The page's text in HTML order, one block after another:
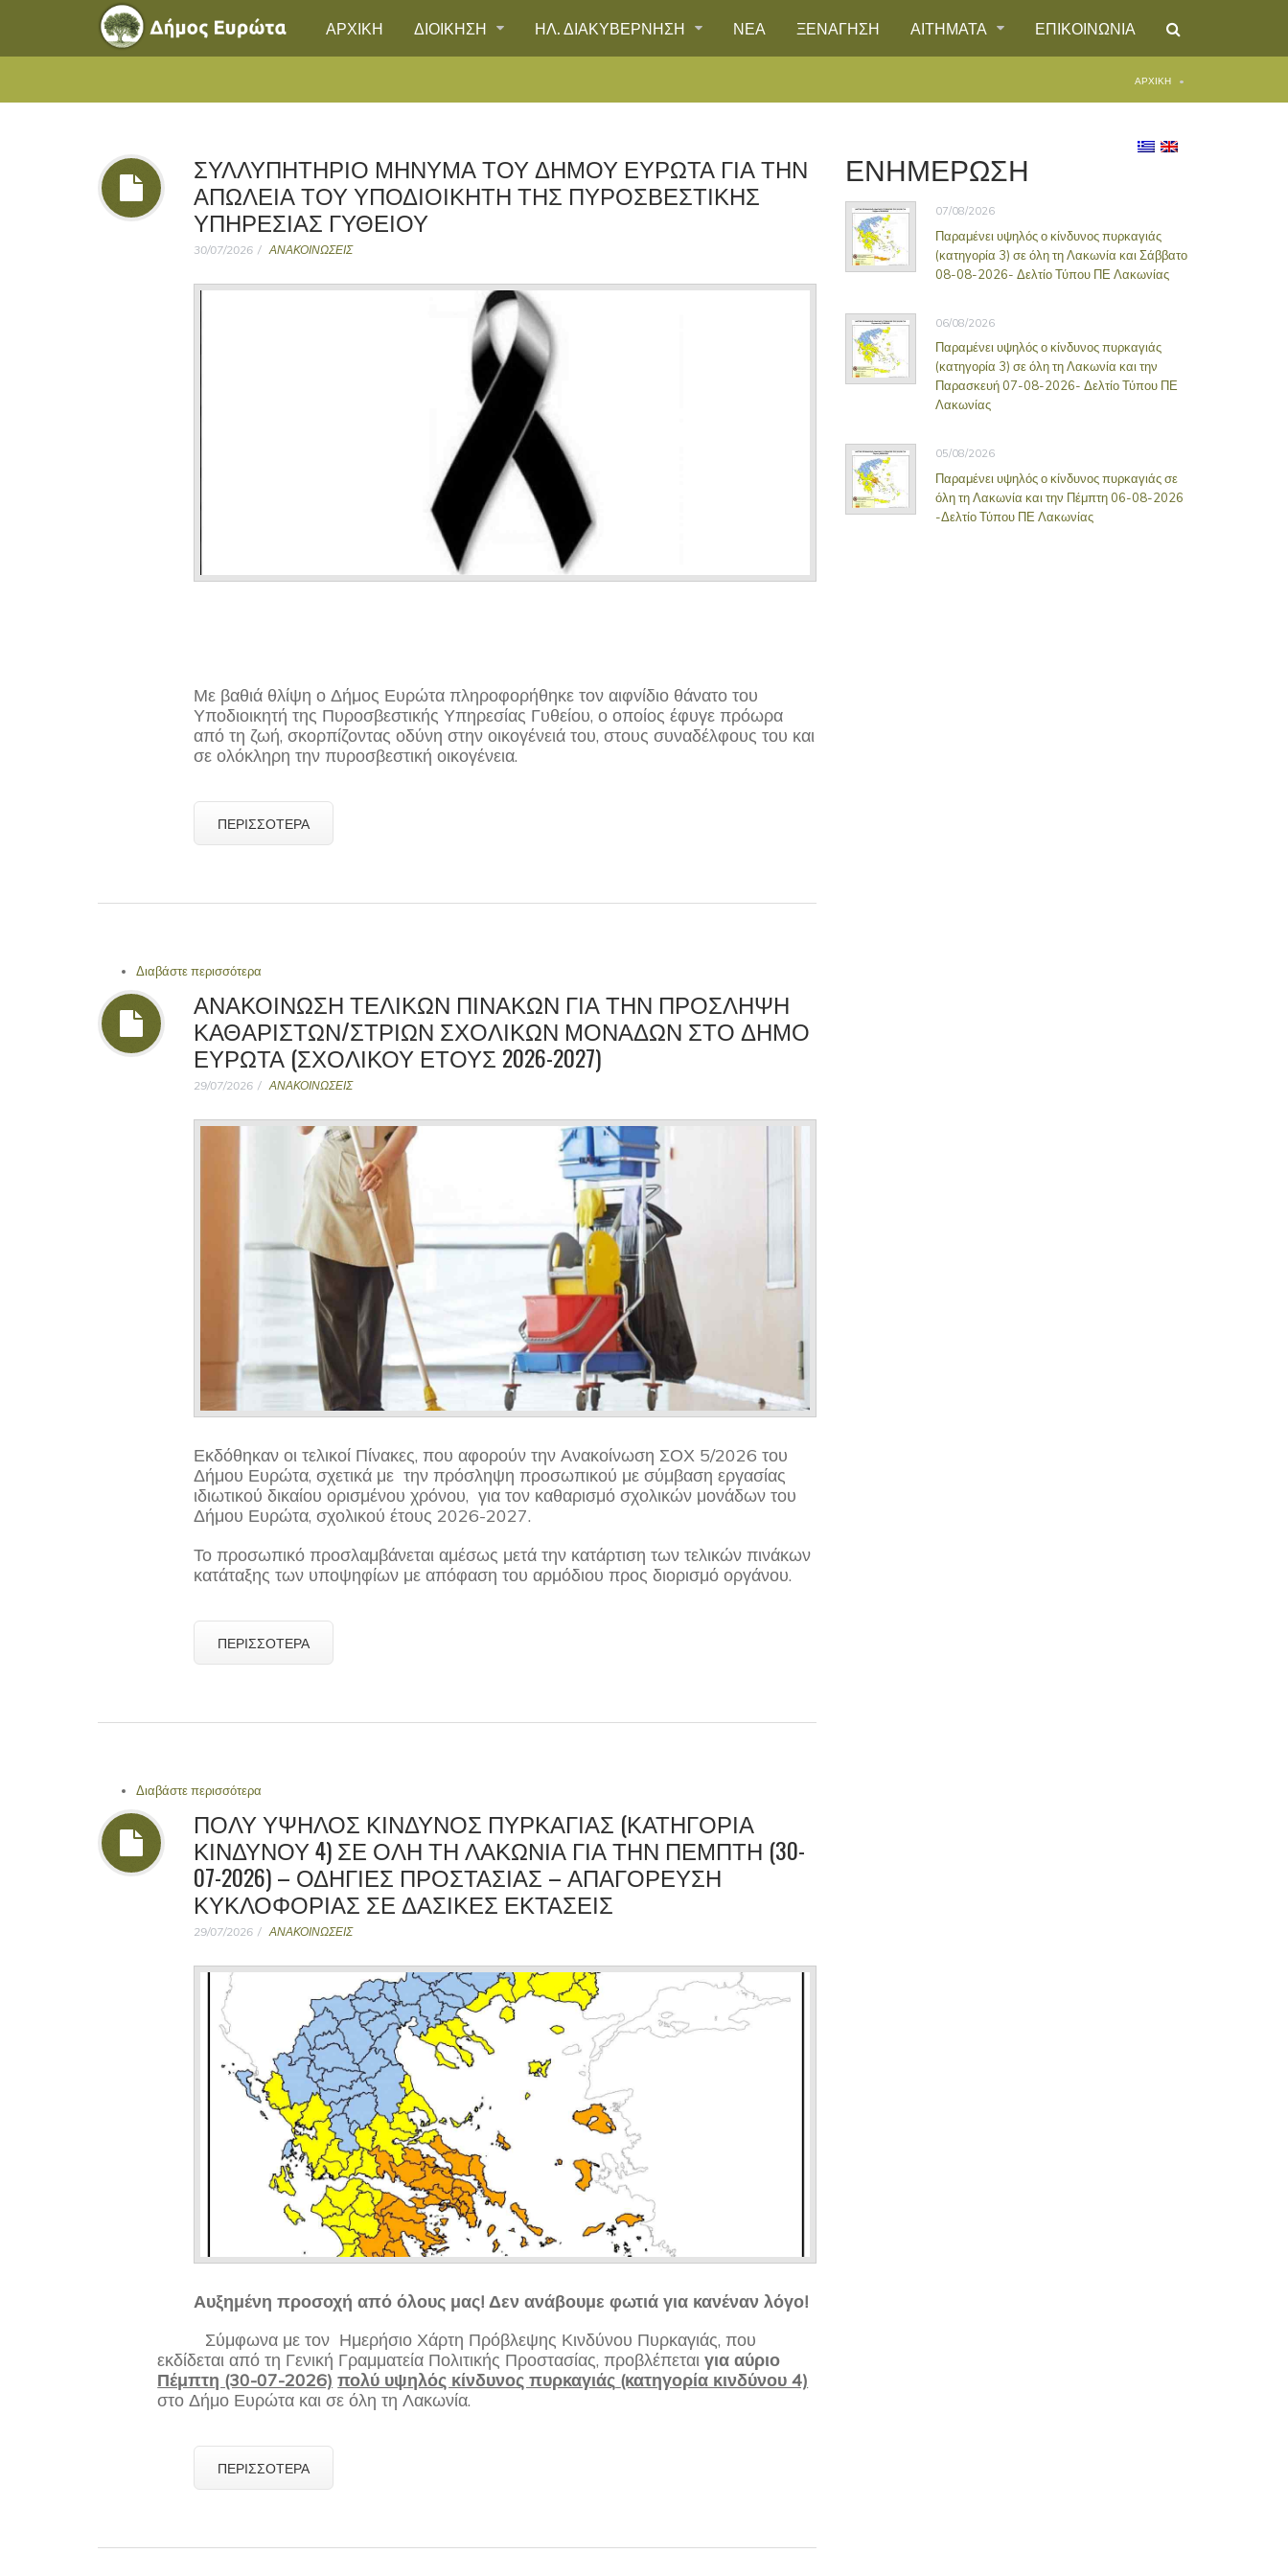
ΑΡΧΙΚΗ ΔΙΟΙΚΗΣΗ ΗΛ. ΔΙΑΚΥΒΕΡΝΗΣΗ ΝΕΑ ΞΕΝΑΓΗΣΗ ΑΙΤΗΜΑΤΑ ΕΠΙΚΟΙΝΩΝΙΑ
ΑΡΧΙΚΉ
ΣΥΛΛΥΠΗΤΉΡΙΟ ΜΉΝΥΜΑ ΤΟΥ ΔΉΜΟΥ ΕΥΡΏΤΑ ΓΙΑ ΤΗΝ
ΑΠΏΛΕΙΑ ΤΟΥ ΥΠΟΔΙΟΙΚΗΤΉ ΤΗΣ ΠΥΡΟΣΒΕΣΤΙΚΉΣ
ΥΠΗΡΕΣΊΑΣ ΓΥΘΕΊΟΥ
30/07/2026 ΑΝΑΚΟΙΝΩΣΕΙΣ
Με βαθιά θλίψη ο Δήμος Ευρώτα πληροφορήθηκε τον αιφνίδιο θάνατο του
Υποδιοικητή της Πυροσβεστικής Υπηρεσίας Γυθείου, ο οποίος έφυγε πρόωρα
από τη ζωή, σκορπίζοντας οδύνη στην οικογένειά του, στους συναδέλφους του και
σε ολόκληρη την πυροσβεστική οικογένεια.
ΠΕΡΙΣΣΌΤΕΡΑ
Διαβάστε περισσότερα
ΑΝΑΚΟΙΝΩΣΗ ΤΕΛΙΚΩΝ ΠΙΝΑΚΩΝ ΓΙΑ ΤΗΝ ΠΡΟΣΛΗΨΗ
ΚΑΘΑΡΙΣΤΩΝ/ΣΤΡΙΩΝ ΣΧΟΛΙΚΩΝ ΜΟΝΑΔΩΝ ΣΤΟ ΔΗΜΟ
ΕΥΡΩΤΑ (ΣΧΟΛΙΚΟΥ ΕΤΟΥΣ 2026-2027)
29/07/2026 ΑΝΑΚΟΙΝΩΣΕΙΣ
Εκδόθηκαν οι τελικοί Πίνακες, που αφορούν την Ανακοίνωση ΣΟΧ 5/2026 του
Δήμου Ευρώτα, σχετικά με την πρόσληψη προσωπικού με σύμβαση εργασίας
ιδιωτικού δικαίου ορισμένου χρόνου, για τον καθαρισμό σχολικών μονάδων του
Δήμου Ευρώτα, σχολικού έτους 2026-2027.
Το προσωπικό προσλαμβάνεται αμέσως μετά την κατάρτιση των τελικών πινάκων
κατάταξης των υποψηφίων με απόφαση του αρμόδιου προς διορισμό οργάνου.
ΠΕΡΙΣΣΌΤΕΡΑ
Διαβάστε περισσότερα
ΠΟΛΥ ΥΨΗΛΟΣ ΚΙΝΔΥΝΟΣ ΠΥΡΚΑΓΙΑΣ (ΚΑΤΗΓΟΡΙΑ
ΚΙΝΔΥΝΟΥ 4) ΣΕ ΟΛΗ ΤΗ ΛΑΚΩΝΙΑ ΓΙΑ ΤΗΝ ΠΕΜΠΤΗ (30-
07-2026) – ΟΔΗΓΙΕΣ ΠΡΟΣΤΑΣΙΑΣ – ΑΠΑΓΟΡΕΥΣΗ
ΚΥΚΛΟΦΟΡΙΑΣ ΣΕ ΔΑΣΙΚΕΣ ΕΚΤΑΣΕΙΣ
29/07/2026 ΑΝΑΚΟΙΝΩΣΕΙΣ
Αυξημένη προσοχή από όλους μας! Δεν ανάβουμε φωτιά για κανέναν λόγο!
Σύμφωνα με τον Ημερήσιο Χάρτη Πρόβλεψης Κινδύνου Πυρκαγιάς, που
εκδίδεται από τη Γενική Γραμματεία Πολιτικής Προστασίας, προβλέπεταιγια αύριο
Πέμπτη (30-07-2026) πολύ υψηλός κίνδυνος πυρκαγιάς (κατηγορία κινδύνου 4)
στο Δήμο Ευρώτα και σε όλη τη Λακωνία.
ΠΕΡΙΣΣΌΤΕΡΑ
ΕΝΗΜΕΡΩΣΗ
07/08/2026
Παραμένει υψηλός ο κίνδυνος πυρκαγιάς
(κατηγορία 3) σε όλη τη Λακωνία και Σάββατο
08-08-2026- Δελτίο Τύπου ΠΕ Λακωνίας
06/08/2026
Παραμένει υψηλός ο κίνδυνος πυρκαγιάς
(κατηγορία 3) σε όλη τη Λακωνία και την
Παρασκευή 07-08-2026- Δελτίο Τύπου ΠΕ
Λακωνίας
05/08/2026
Παραμένει υψηλός ο κίνδυνος πυρκαγιάς σε
όλη τη Λακωνία και την Πέμπτη 06-08-2026
-Δελτίο Τύπου ΠΕ Λακωνίας